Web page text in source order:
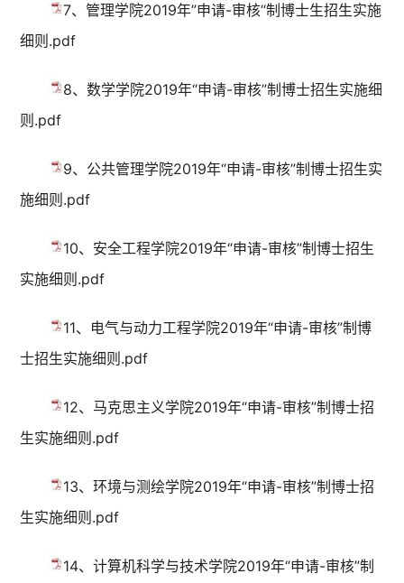
7、管理学院2019年”申请-审核“制博士生招生实施
细则.pdf
8、数学学院2019年“申请-审核”制博士招生实施细
则.pdf
9、公共管理学院2019年“申请-审核”制博士招生实
施细则.pdf
10、安全工程学院2019年“申请-审核”制博士招生
实施细则.pdf
11、电气与动力工程学院2019年“申请-审核”制博
士招生实施细则.pdf
12、马克思主义学院2019年“申请-审核”制博士招
生实施细则.pdf
13、环境与测绘学院2019年“申请-审核”制博士招
生实施细则.pdf
14、计算机科学与技术学院2019年“申请-审核”制